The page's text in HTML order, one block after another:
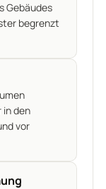
Gebäudes
begrenzt
in den
vor